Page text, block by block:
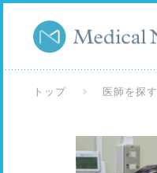
トップ 医師を探す